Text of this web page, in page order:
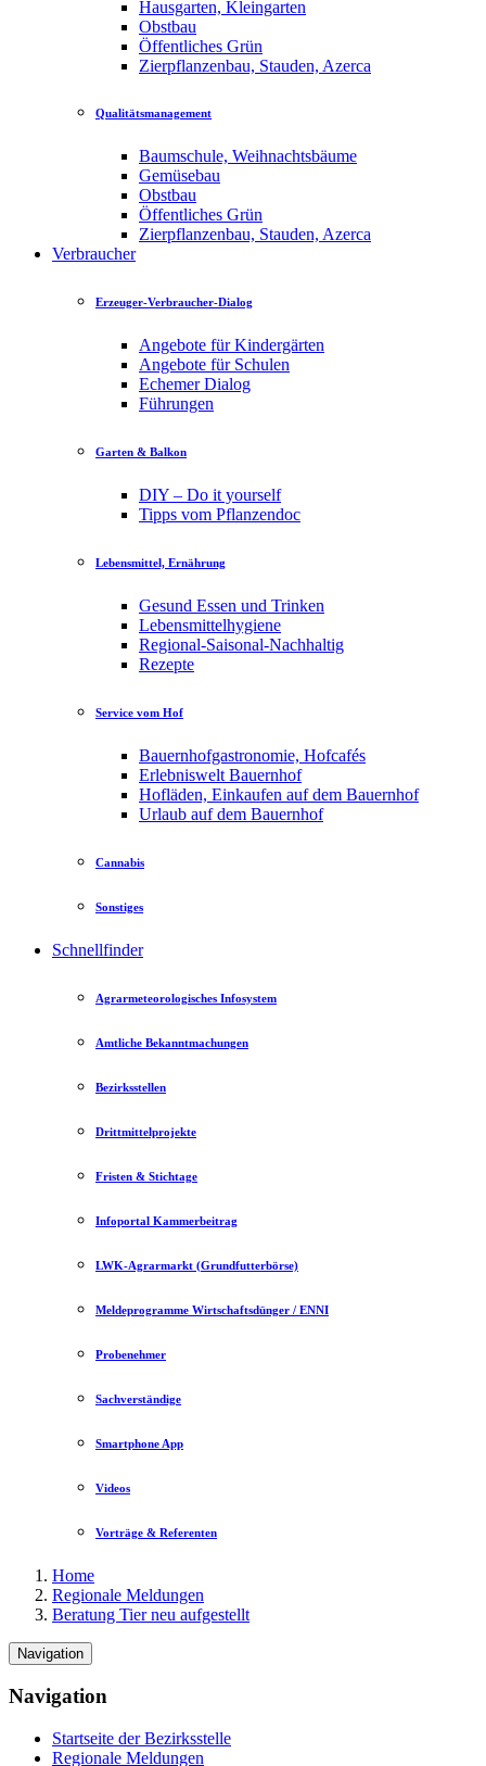
Hausgarten, Kleingarten
Obstbau
Öffentliches Grün
Zierpflanzenbau, Stauden, Azerca
Qualitätsmanagement
Baumschule, Weihnachtsbäume
Gemüsebau
Obstbau
Öffentliches Grün
Zierpflanzenbau, Stauden, Azerca
Verbraucher
Erzeuger-Verbraucher-Dialog
Angebote für Kindergärten
Angebote für Schulen
Echemer Dialog
Führungen
Garten & Balkon
DIY – Do it yourself
Tipps vom Pflanzendoc
Lebensmittel, Ernährung
Gesund Essen und Trinken
Lebensmittelhygiene
Regional-Saisonal-Nachhaltig
Rezepte
Service vom Hof
Bauernhofgastronomie, Hofcafés
Erlebniswelt Bauernhof
Hofläden, Einkaufen auf dem Bauernhof
Urlaub auf dem Bauernhof
Cannabis
Sonstiges
Schnellfinder
Agrarmeteorologisches Infosystem
Amtliche Bekanntmachungen
Bezirksstellen
Drittmittelprojekte
Fristen & Stichtage
Infoportal Kammerbeitrag
LWK-Agrarmarkt (Grundfutterbörse)
Meldeprogramme Wirtschaftsdünger / ENNI
Probenehmer
Sachverständige
Smartphone App
Videos
Vorträge & Referenten
Home
Regionale Meldungen
Beratung Tier neu aufgestellt
Navigation
Navigation
Startseite der Bezirksstelle
Regionale Meldungen